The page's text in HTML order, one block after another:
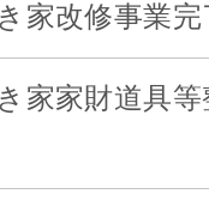
家改修事業完
家家財道具等